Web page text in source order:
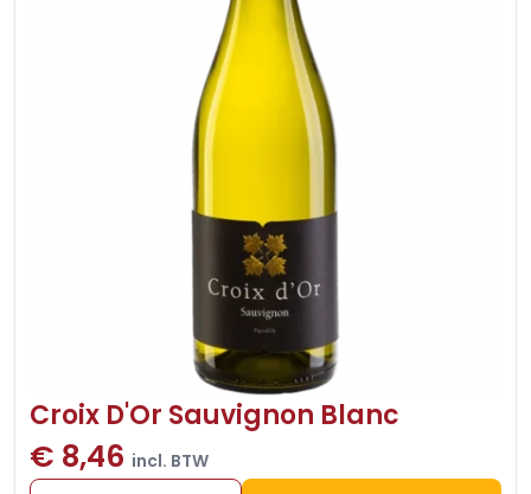
Croix D'Or Sauvignon Blanc
€ 8,46 incl. BTW